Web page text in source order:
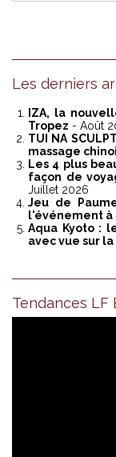
Les derniers
IZA, la
Tropez - Août
TUI NA
massage
Les 4 plus
façon de
Juillet 2026
Jeu de
l'événement à
Aqua Kyoto :
avec vue sur
Tendances LF